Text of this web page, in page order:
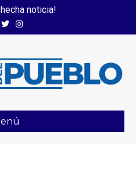
noticia!
TwitterInstagram